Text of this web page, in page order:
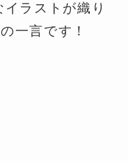
ラストが織り
一言です！